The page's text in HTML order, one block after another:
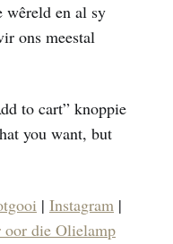
en al sy
ons meestal
to cart” knoppie
you want, but
| Instagram |
oor die Olielamp